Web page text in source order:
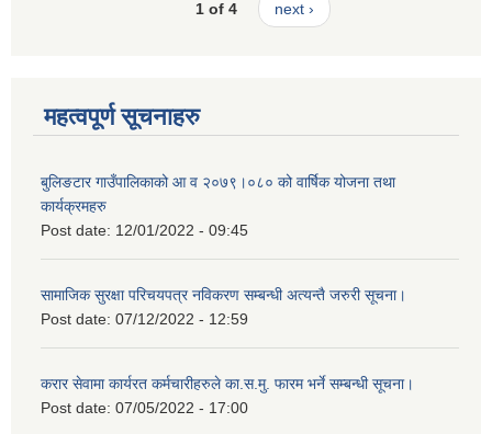
1 of 4 next ›
महत्वपूर्ण सूचनाहरु
बुलिङटार गाउँपालिकाको आ व २०७९।०८० को वार्षिक योजना तथा
कार्यक्रमहरु
Post date: 12/01/2022 - 09:45
सामाजिक सुरक्षा परिचयपत्र नविकरण सम्बन्धी अत्यन्तै जरुरी सूचना।
Post date: 07/12/2022 - 12:59
करार सेवामा कार्यरत कर्मचारीहरुले का.स.मु. फारम भर्ने सम्बन्धी सूचना।
Post date: 07/05/2022 - 17:00